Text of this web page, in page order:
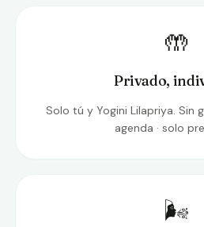
🤲
Privado,
Solo tú y Yogini Lilapriya. Sin
agenda · solo
🌬️